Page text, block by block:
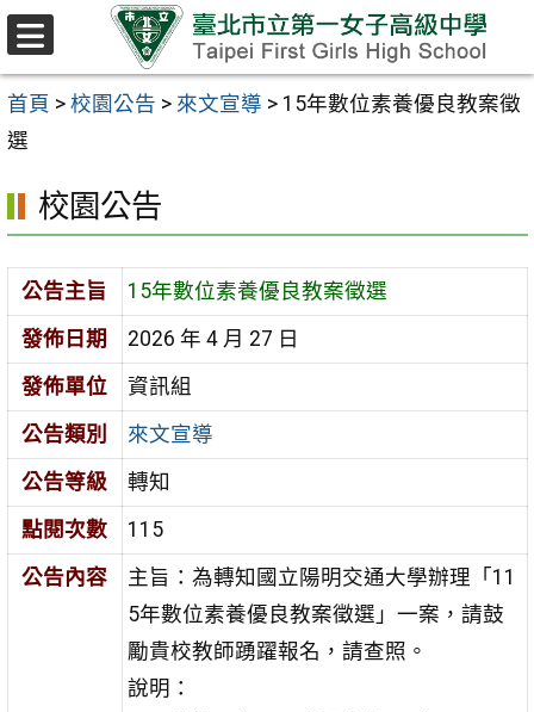
跳至主要內容區
首頁 > 校園公告 > 來文宣導 > 15年數位素養優良教案徵
選
校園公告
公告主旨
15年數位素養優良教案徵選
發佈日期
2026 年 4 月 27 日
發佈單位
資訊組
公告類別
來文宣導
公告等級
轉知
點閱次數
115
公告內容
主旨：為轉知國立陽明交通大學辦理「11
5年數位素養優良教案徵選」一案，請鼓
勵貴校教師踴躍報名，請查照。
說明：
選
單